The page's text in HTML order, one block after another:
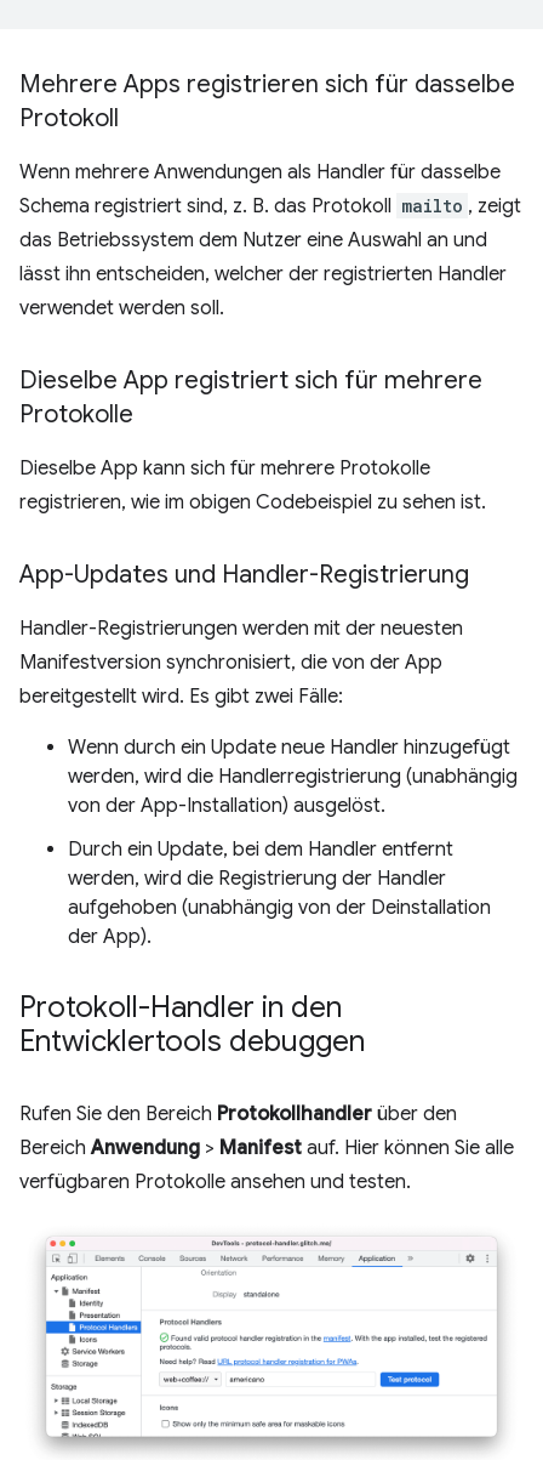
Mehrere Apps registrieren sich für dasselbe
Protokoll
Wenn mehrere Anwendungen als Handler für dasselbe
Schema registriert sind, z. B. das Protokoll mailto , zeigt
das Betriebssystem dem Nutzer eine Auswahl an und
lässt ihn entscheiden, welcher der registrierten Handler
verwendet werden soll.
Dieselbe App registriert sich für mehrere
Protokolle
Dieselbe App kann sich für mehrere Protokolle
registrieren, wie im obigen Codebeispiel zu sehen ist.
App-Updates und Handler-Registrierung
Handler-Registrierungen werden mit der neuesten
Manifestversion synchronisiert, die von der App
bereitgestellt wird. Es gibt zwei Fälle:
Wenn durch ein Update neue Handler hinzugefügt
werden, wird die Handlerregistrierung (unabhängig
von der App-Installation) ausgelöst.
Durch ein Update, bei dem Handler entfernt
werden, wird die Registrierung der Handler
aufgehoben (unabhängig von der Deinstallation
der App).
Protokoll-Handler in den
Entwicklertools debuggen
Rufen Sie den Bereich Protokollhandler über den
BereichAnwendung > Manifest auf. Hier können Sie alle
verfügbaren Protokolle ansehen und testen.